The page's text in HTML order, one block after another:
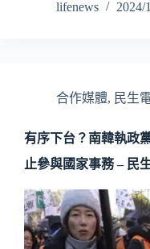
lifenews 2024/
合作媒體, 民生
有序下台？南韓執政
止參與國家事務 – 民